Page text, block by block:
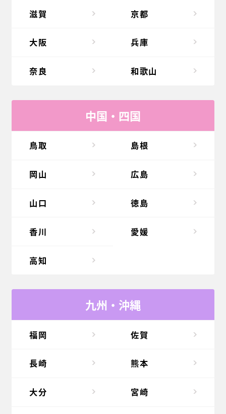
滋賀 京都
大阪 兵庫
奈良 和歌山
中国・四国
鳥取 島根
岡山 広島
山口 徳島
香川 愛媛
高知
九州・沖縄
福岡 佐賀
長崎 熊本
大分 宮崎